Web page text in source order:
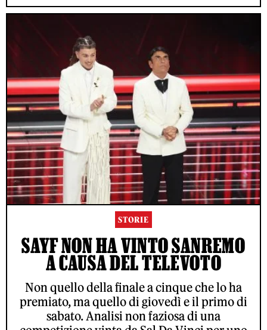
STORIE
SAYF NON HA VINTO SANREMO
A CAUSA DEL TELEVOTO
Non quello della finale a cinque che lo ha
premiato, ma quello di giovedì e il primo di
sabato. Analisi non faziosa di una